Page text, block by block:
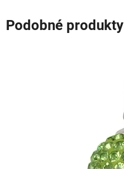
Podobné produkty